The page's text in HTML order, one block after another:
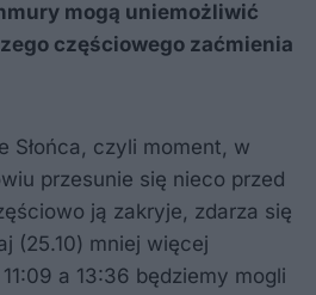
mogą uniemożliwić
częściowego zaćmienia
Słońca, czyli moment, w
przesunie się nieco przed
ją zakryje, zdarza się
(25.10) mniej więcej
a 13:36 będziemy mogli